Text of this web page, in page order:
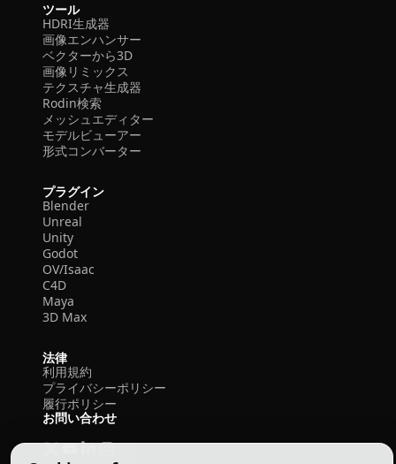
ツール
HDRI生成器
画像エンハンサー
ベクターから3D
画像リミックス
テクスチャ生成器
Rodin検索
メッシュエディター
モデルビューアー
形式コンバーター
プラグイン
Blender
Unreal
Unity
Godot
OV/Isaac
C4D
Maya
3D Max
法律
利用規約
プライバシーポリシー
履行ポリシー
お問い合わせ